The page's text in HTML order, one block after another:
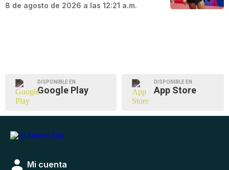
8 de agosto de 2026 a las 12:21 a.m.
DISPONIBLE EN
Google Play
DISPONIBLE EN
App Store
Mi cuenta